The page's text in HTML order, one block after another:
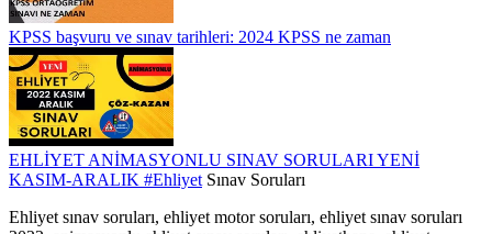
KPSS başvuru ve sınav tarihleri: 2024 KPSS ne zaman
EHLİYET ANİMASYONLU SINAV SORULARI YENİ
KASIM-ARALIK #Ehliyet Sınav Soruları
Ehliyet sınav soruları, ehliyet motor soruları, ehliyet sınav soruları